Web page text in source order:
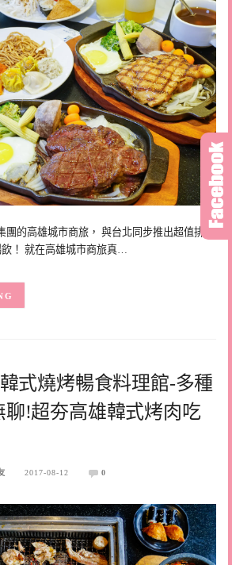
團的高雄城市商旅， 與台北同步推出超值排餐
！ 就在高雄城市商旅真…
式燒烤暢食料理館-多種
聊!超夯高雄韓式烤肉吃
2017-08-12 0